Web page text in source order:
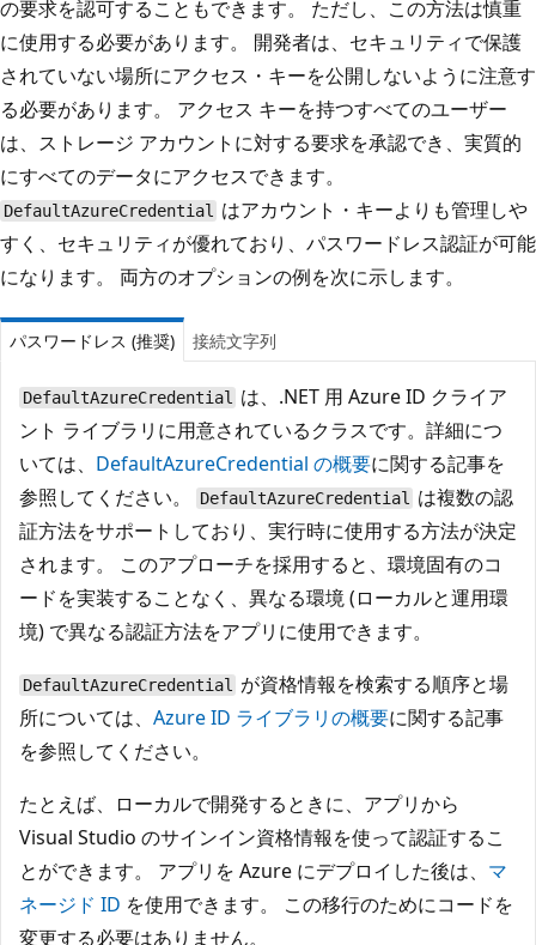
の要求を認可することもできます。 ただし、この方法は慎重
に使用する必要があります。 開発者は、セキュリティで保護
されていない場所にアクセス・キーを公開しないように注意す
る必要があります。 アクセス キーを持つすべてのユーザー
は、ストレージ アカウントに対する要求を承認でき、実質的
にすべてのデータにアクセスできます。
DefaultAzureCredential
はアカウント・キーよりも管理しや
すく、セキュリティが優れており、パスワードレス認証が可能
になります。 両方のオプションの例を次に示します。
パスワードレス (推奨) 接続文字列
DefaultAzureCredential
は、.NET 用 Azure ID クライア
ント ライブラリに用意されているクラスです。詳細につ
いては、 DefaultAzureCredential の概要に関する記事を
参照してください。
DefaultAzureCredential
は複数の認
証方法をサポートしており、実行時に使用する方法が決定
されます。 このアプローチを採用すると、環境固有のコ
ードを実装することなく、異なる環境 (ローカルと運用環
境) で異なる認証方法をアプリに使用できます。
DefaultAzureCredential
が資格情報を検索する順序と場
所については、 Azure ID ライブラリの概要に関する記事
を参照してください。
たとえば、ローカルで開発するときに、アプリから
Visual Studio のサインイン資格情報を使って認証するこ
とができます。 アプリを Azure にデプロイした後は、 マ
ネージド ID を使用できます。 この移行のためにコードを
変更する必要はありません。